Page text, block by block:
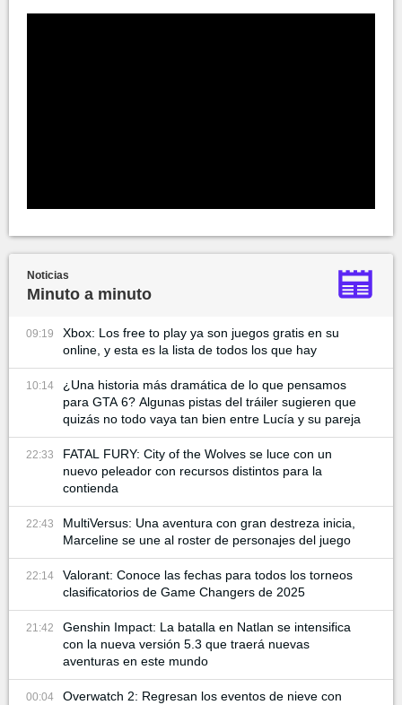
Noticias
Minuto a minuto
09:19
Xbox: Los free to play ya son juegos gratis en su
online, y esta es la lista de todos los que hay
10:14
¿Una historia más dramática de lo que pensamos
para GTA 6? Algunas pistas del tráiler sugieren que
quizás no todo vaya tan bien entre Lucía y su pareja
22:33
FATAL FURY: City of the Wolves se luce con un
nuevo peleador con recursos distintos para la
contienda
22:43
MultiVersus: Una aventura con gran destreza inicia,
Marceline se une al roster de personajes del juego
22:14
Valorant: Conoce las fechas para todos los torneos
clasificatorios de Game Changers de 2025
21:42
Genshin Impact: La batalla en Natlan se intensifica
con la nueva versión 5.3 que traerá nuevas
aventuras en este mundo
00:04
Overwatch 2: Regresan los eventos de nieve con